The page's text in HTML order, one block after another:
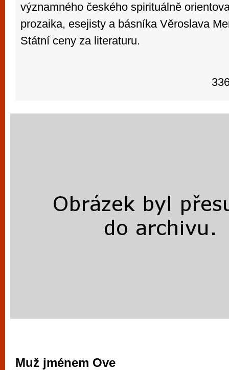
významného českého spirituálně
prozaika, esejisty a básníka Věroslava
Státní ceny za literaturu.
Muž jménem Ove